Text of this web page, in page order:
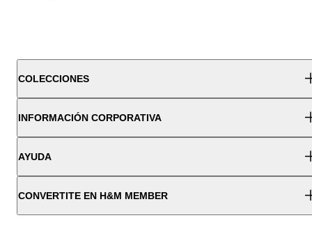
COLECCIONES
INFORMACIÓN CORPORATIVA
AYUDA
CONVERTITE EN H&M MEMBER